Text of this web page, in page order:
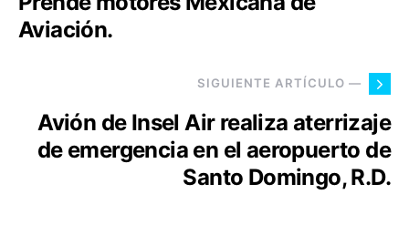
Aviación.
SIGUIENTE ARTÍCULO —
Avión de Insel Air realiza aterrizaje
de emergencia en el aeropuerto de
Santo Domingo, R.D.